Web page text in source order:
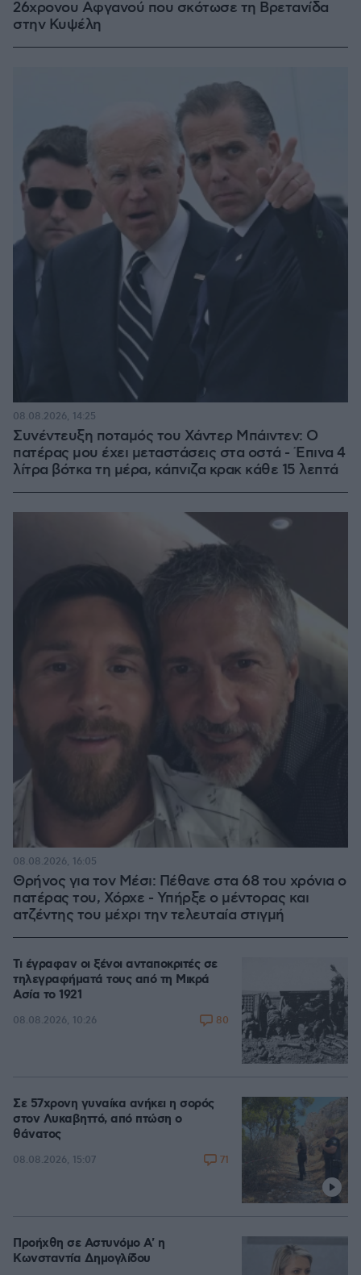
26χρονου Αφγανού που σκότωσε τη Βρετανίδα
στην Κυψέλη
Συνέντευξη ποταμός του Χάντερ Μπάιντεν: Ο
πατέρας μου έχει μεταστάσεις στα οστά - Έπινα 4
λίτρα βότκα τη μέρα, κάπνιζα κρακ κάθε 15 λεπτά
08.08.2026, 14:25
Θρήνος για τον Μέσι: Πέθανε στα 68 του χρόνια ο
πατέρας του, Χόρχε - Υπήρξε ο μέντορας και
ατζέντης του μέχρι την τελευταία στιγμή
08.08.2026, 16:05
Τι έγραφαν οι ξένοι ανταποκριτές σε
τηλεγραφήματά τους από τη Μικρά
Ασία το 1921
08.08.2026, 10:26 80
Σε 57χρονη γυναίκα ανήκει η σορός
στον Λυκαβηττό, από πτώση ο
θάνατος
08.08.2026, 15:07 71
Προήχθη σε Αστυνόμο Α' η
Κωνσταντία Δημογλίδου